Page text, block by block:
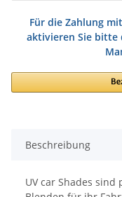
Für die Zahlung
aktivieren Sie bitte
Beschreibung
UV car Shades